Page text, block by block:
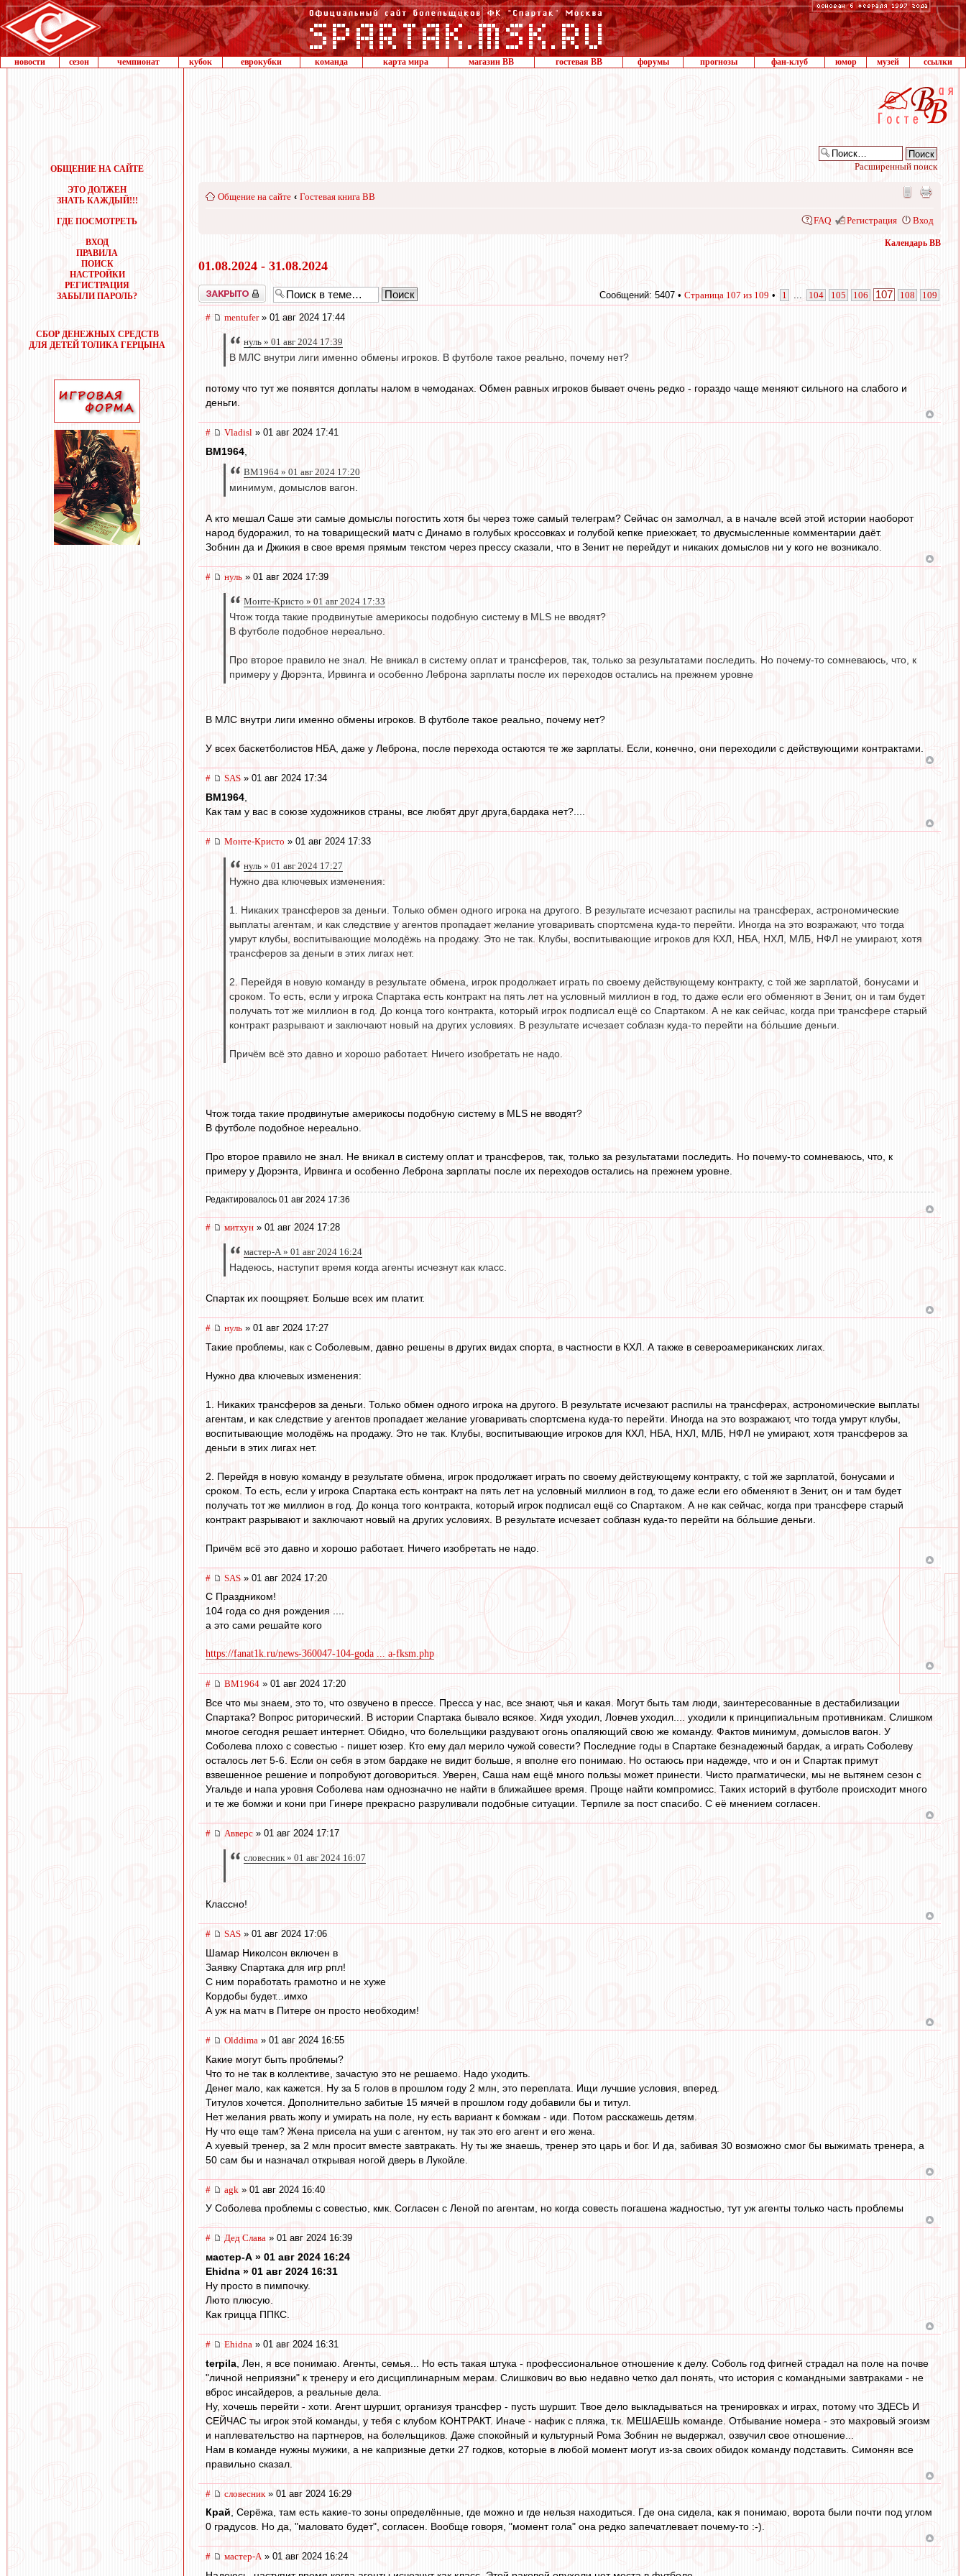
новости сезон чемпионат кубок еврокубки команда карта мира магазин ВВ гостевая ВВ форумы прогнозы фан-клуб юмор музей ссылки
ОБЩЕНИЕ НА САЙТЕ
ЭТО ДОЛЖЕН
ЗНАТЬ КАЖДЫЙ!!!
ГДЕ ПОСМОТРЕТЬ
ВХОД
ПРАВИЛА
ПОИСК
НАСТРОЙКИ
РЕГИСТРАЦИЯ
ЗАБЫЛИ ПАРОЛЬ?
СБОР ДЕНЕЖНЫХ СРЕДСТВ
ДЛЯ ДЕТЕЙ ТОЛИКА ГЕРЦЫНА
Расширенный поиск
Общение на сайте ‹ Гостевая книга ВВ
FAQ Регистрация Вход
Календарь ВВ
01.08.2024 - 31.08.2024
Закрыто Сообщений: 5407 • Страница 107 из 109 • 1 104 105 106 107 108 109
# mentufer» 01 авг 2024 17:44
нуль » 01 авг 2024 17:39
В МЛС внутри лиги именно обмены игроков. В футболе такое реально, почему нет?
потому что тут же появятся доплаты налом в чемоданах. Обмен равных игроков бывает очень редко - гораздо чаще меняют сильного на слабого и
деньги.
# Vladisl » 01 авг 2024 17:41
BM1964
BM1964 » 01 авг 2024 17:20
минимум, домыслов вагон.
А кто мешал Саше эти самые домыслы погостить хотя бы через тоже самый телеграм? Сейчас он замолчал, а в начале всей этой истории наоборот
народ будоражил, то на товарищеский матч с Динамо в голубых кроссовках и голубой кепке приехжает, то двусмысленные комментарии даёт.
Зобнин да и Джикия в свое время прямым текстом через прессу сказали, что в Зенит не перейдут и никаких домыслов ни у кого не возникало.
# нуль » 01 авг 2024 17:39
Монте-Кристо » 01 авг 2024 17:33
Чтож тогда такие продвинутые америкосы подобную систему в MLS не вводят?
В футболе подобное нереально.
Про второе правило не знал. Не вникал в систему оплат и трансферов, так, только за результатами последить. Но почему-то сомневаюсь, что, к
примеру у Дюрэнта, Ирвинга и особенно Леброна зарплаты после их переходов остались на прежнем уровне
В МЛС внутри лиги именно обмены игроков. В футболе такое реально, почему нет?
У всех баскетболистов НБА, даже у Леброна, после перехода остаются те же зарплаты. Если, конечно, они переходили с действующими контрактами.
# SAS » 01 авг 2024 17:34
BM1964
Как там у вас в союзе художников страны, все любят друг друга,бардака нет?....
# Монте-Кристо » 01 авг 2024 17:33
нуль » 01 авг 2024 17:27
Нужно два ключевых изменения:
1. Никаких трансферов за деньги. Только обмен одного игрока на другого. В результате исчезают распилы на трансферах, астрономические
выплаты агентам, и как следствие у агентов пропадает желание уговаривать спортсмена куда-то перейти. Иногда на это возражают, что тогда
умрут клубы, воспитывающие молодёжь на продажу. Это не так. Клубы, воспитывающие игроков для КХЛ, НБА, НХЛ, МЛБ, НФЛ не умирают, хотя
трансферов за деньги в этих лигах нет.
2. Перейдя в новую команду в результате обмена, игрок продолжает играть по своему действующему контракту, с той же зарплатой, бонусами и
сроком. То есть, если у игрока Спартака есть контракт на пять лет на условный миллион в год, то даже если его обменяют в Зенит, он и там будет
получать тот же миллион в год. До конца того контракта, который игрок подписал ещё со Спартаком. А не как сейчас, когда при трансфере старый
контракт разрывают и заключают новый на других условиях. В результате исчезает соблазн куда-то перейти на бо́льшие деньги.
Причём всё это давно и хорошо работает. Ничего изобретать не надо.
Чтож тогда такие продвинутые америкосы подобную систему в MLS не вводят?
В футболе подобное нереально.
Про второе правило не знал. Не вникал в систему оплат и трансферов, так, только за результатами последить. Но почему-то сомневаюсь, что, к
примеру у Дюрэнта, Ирвинга и особенно Леброна зарплаты после их переходов остались на прежнем уровне.
Редактировалось 01 авг 2024 17:36
# митхун » 01 авг 2024 17:28
мастер-А » 01 авг 2024 16:24
Надеюсь, наступит время когда агенты исчезнут как класс.
Спартак их поощряет. Больше всех им платит.
# нуль » 01 авг 2024 17:27
Такие проблемы, как с Соболевым, давно решены в других видах спорта, в частности в КХЛ. А также в североамериканских лигах.
Нужно два ключевых изменения:
1. Никаких трансферов за деньги. Только обмен одного игрока на другого. В результате исчезают распилы на трансферах, астрономические выплаты
агентам, и как следствие у агентов пропадает желание уговаривать спортсмена куда-то перейти. Иногда на это возражают, что тогда умрут клубы,
воспитывающие молодёжь на продажу. Это не так. Клубы, воспитывающие игроков для КХЛ, НБА, НХЛ, МЛБ, НФЛ не умирают, хотя трансферов за
деньги в этих лигах нет.
2. Перейдя в новую команду в результате обмена, игрок продолжает играть по своему действующему контракту, с той же зарплатой, бонусами и
сроком. То есть, если у игрока Спартака есть контракт на пять лет на условный миллион в год, то даже если его обменяют в Зенит, он и там будет
получать тот же миллион в год. До конца того контракта, который игрок подписал ещё со Спартаком. А не как сейчас, когда при трансфере старый
контракт разрывают и заключают новый на других условиях. В результате исчезает соблазн куда-то перейти на бо́льшие деньги.
Причём всё это давно и хорошо работает. Ничего изобретать не надо.
# SAS » 01 авг 2024 17:20
С Праздником!
104 года со дня рождения ....
а это сами решайте кого
https://fanat1k.ru/news-360047-104-goda ... a-fksm.php
# BM1964 » 01 авг 2024 17:20
Все что мы знаем, это то, что озвучено в прессе. Пресса у нас, все знают, чья и какая. Могут быть там люди, заинтересованные в дестабилизации
Спартака? Вопрос риторический. В истории Спартака бывало всякое. Хидя уходил, Ловчев уходил.... уходили к принципиальным противникам. Слишком
многое сегодня решает интернет. Обидно, что болельщики раздувают огонь опаляющий свою же команду. Фактов минимум, домыслов вагон. У
Соболева плохо с совестью - пишет юзер. Кто ему дал мерило чужой совести? Последние годы в Спартаке безнадежный бардак, а играть Соболеву
осталось лет 5-6. Если он себя в этом бардаке не видит больше, я вполне его понимаю. Но остаюсь при надежде, что и он и Спартак примут
взвешенное решение и попробуют договориться. Уверен, Саша нам ещё много пользы может принести. Чисто прагматически, мы не вытянем сезон с
Угальде и напа уровня Соболева нам однозначно не найти в ближайшее время. Проще найти компромисс. Таких историй в футболе происходит много
и те же бомжи и кони при Гинере прекрасно разруливали подобные ситуации. Терпиле за пост спасибо. С её мнением согласен.
# Авверс » 01 авг 2024 17:17
словесник » 01 авг 2024 16:07
Классно!
# SAS » 01 авг 2024 17:06
Шамар Николсон включен в
Заявку Спартака для игр рпл!
С ним поработать грамотно и не хуже
Кордобы будет...имхо
А уж на матч в Питере он просто необходим!
# Olddima » 01 авг 2024 16:55
Какие могут быть проблемы?
Что то не так в коллективе, зачастую это не решаемо. Надо уходить.
Денег мало, как кажется. Ну за 5 голов в прошлом году 2 млн, это переплата. Ищи лучшие условия, вперед.
Титулов хочется. Дополнительно забитые 15 мячей в прошлом году добавили бы и титул.
Нет желания рвать жопу и умирать на поле, ну есть вариант к бомжам - иди. Потом расскажешь детям.
Ну что еще там? Жена присела на уши с агентом, ну так это его агент и его жена.
А хуевый тренер, за 2 млн просит вместе завтракать. Ну ты же знаешь, тренер это царь и бог. И да, забивая 30 возможно смог бы выжимать тренера, а
50 сам бы и назначал открывая ногой дверь в Лукойле.
# agk » 01 авг 2024 16:40
У Соболева проблемы с совестью, кмк. Согласен с Леной по агентам, но когда совесть погашена жадностью, тут уж агенты только часть проблемы
# Дед Слава » 01 авг 2024 16:39
мастер-А » 01 авг 2024 16:24
Ehidna » 01 авг 2024 16:31
Ну просто в пимпочку.
Люто плюсую.
Как грицца ППКС.
# Ehidna » 01 авг 2024 16:31
terpila , Лен, я все понимаю. Агенты, семья... Но есть такая штука - профессиональное отношение к делу. Соболь год фигней страдал на поле на почве
"личной неприязни" к тренеру и его дисциплинарным мерам. Слишкович во вью недавно четко дал понять, что история с командными завтраками - не
вброс инсайдеров, а реальные дела.
Ну, хочешь перейти - хоти. Агент шуршит, организуя трансфер - пусть шуршит. Твое дело выкладываться на тренировках и играх, потому что ЗДЕСЬ И
СЕЙЧАС ты игрок этой команды, у тебя с клубом КОНТРАКТ. Иначе - нафик с пляжа, т.к. МЕШАЕШЬ команде. Отбывание номера - это махровый эгоизм
и наплевательство на партнеров, на болельщиков. Даже спокойный и культурный Рома Зобнин не выдержал, озвучил свое отношение...
Нам в команде нужны мужики, а не капризные детки 27 годков, которые в любой момент могут из-за своих обидок команду подставить. Симонян все
правильно сказал.
# словесник » 01 авг 2024 16:29
Край , Серёжа, там есть какие-то зоны определённые, где можно и где нельзя находиться. Где она сидела, как я понимаю, ворота были почти под углом
0 градусов. Но да, "маловато будет", согласен. Вообще говоря, "момент гола" она редко запечатлевает почему-то :-).
# мастер-А» 01 авг 2024 16:24